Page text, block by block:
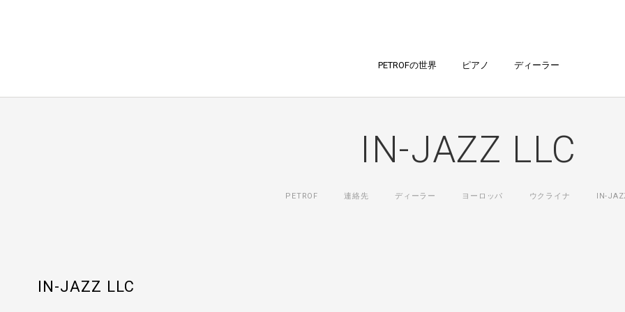
PETROFの世界 ピアノ ディーラー
IN-JAZZ LLC
PETROF 連絡先 ディーラー ヨーロッパ ウクライナ IN-
IN-JAZZ LLC